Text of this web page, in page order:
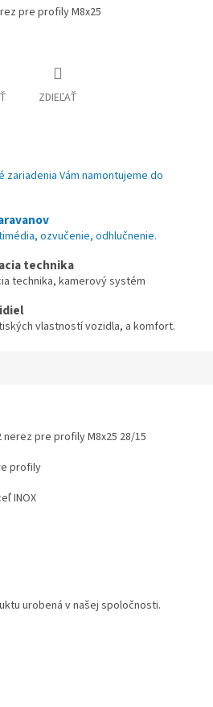
pre profily M8x25
ZDIEĽAŤ
zariadenia Vám namontujeme do
ozvučenie, odhlučnenie.
technika
technika, kamerový systém
vlastností vozidla, a komfort.
nerez pre profily M8x25 28/15
profily
INOX
urobená v našej spoločnosti.